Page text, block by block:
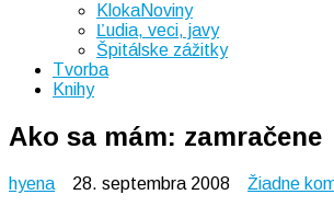
KlokaNoviny
Ľudia, veci, javy
Špitálske zážitky
Tvorba
Knihy
Ako sa mám: zamračene
hyena 28. septembra 2008 Žiadne